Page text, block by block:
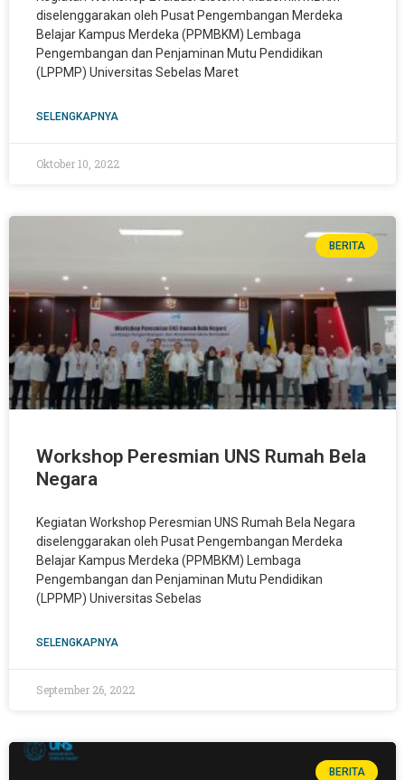
diselenggarakan oleh Pusat Pengembangan Merdeka
Belajar Kampus Merdeka (PPMBKM) Lembaga
Pengembangan dan Penjaminan Mutu Pendidikan
(LPPMP) Universitas Sebelas Maret
SELENGKAPNYA
Oktober 10, 2022
BERITA
Workshop Peresmian UNS Rumah Bela
Negara
Kegiatan Workshop Peresmian UNS Rumah Bela Negara
diselenggarakan oleh Pusat Pengembangan Merdeka
Belajar Kampus Merdeka (PPMBKM) Lembaga
Pengembangan dan Penjaminan Mutu Pendidikan
(LPPMP) Universitas Sebelas
SELENGKAPNYA
September 26, 2022
BERITA